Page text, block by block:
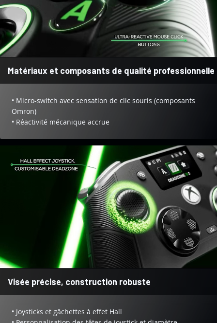
Matériaux et composants de qualité professionnelle
• Micro-switch avec sensation de clic souris (composants
Omron)
• Réactivité mécanique accrue
Visée précise, construction robuste
• Joysticks et gâchettes à effet Hall